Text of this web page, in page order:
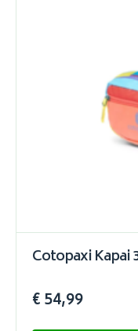
Cotopaxi Kapai
€ 54,99